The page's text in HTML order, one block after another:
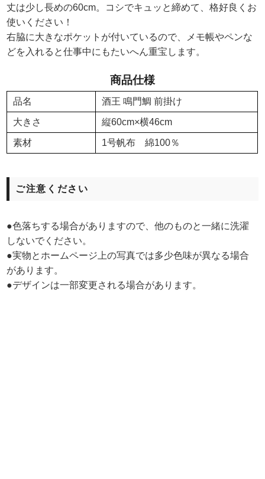
丈は少し長めの60cm。コシでキュッと締めて、格好良くお
使いください！
右脇に大きなポケットが付いているので、メモ帳やペンな
どを入れると仕事中にもたいへん重宝します。
商品仕様
品名 酒王 鳴門鯛 前掛け
大きさ 縦60cm×横46cm
素材 1号帆布 綿100％
ご注意ください
●色落ちする場合がありますので、他のものと一緒に洗濯
しないでください。
●実物とホームページ上の写真では多少色味が異なる場合
があります。
●デザインは一部変更される場合があります。